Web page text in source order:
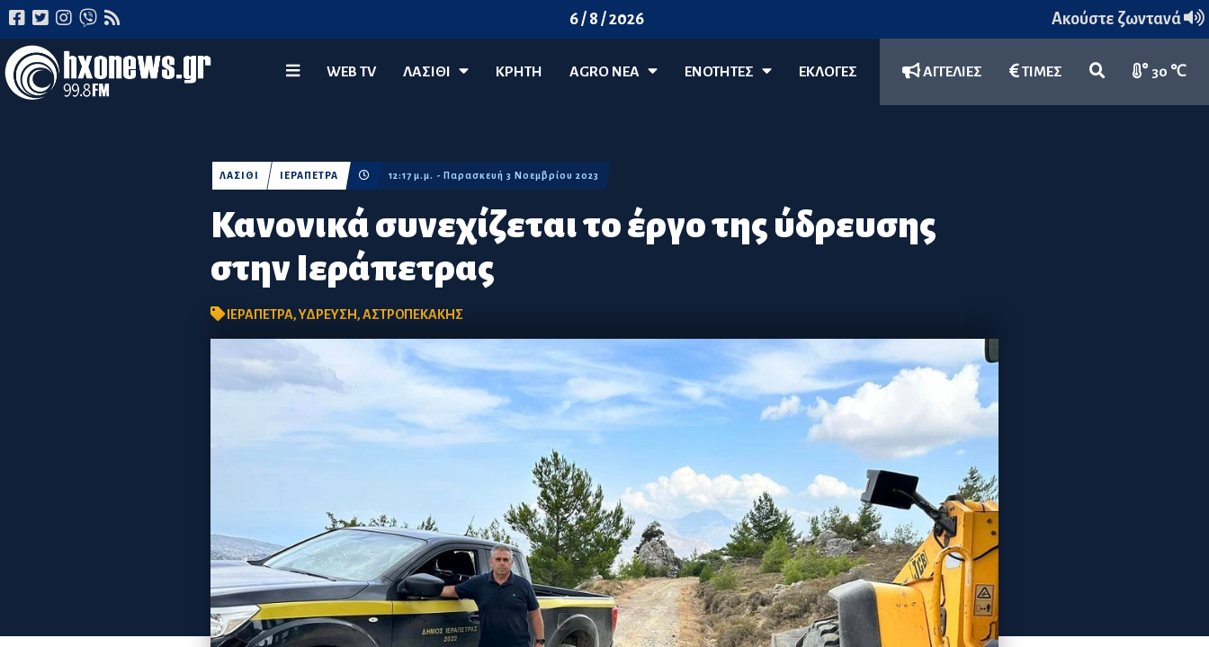
6 / 8 / 2026 Ακούστε ζωντανά
WEB TV ΛΑΣΊΘΙ ΚΡΗΤΗ AGRO ΝΈΑ ΕΝΟΤΗΤΕΣ ΕΚΛΟΓΕΣ ΑΓΓΕΛΙΕΣ ΤΙΜΕΣ 30 ℃
Κανονικά συνεχίζεται το έργο της ύδρευσης
στην Ιεράπετρας
ΛΑΣΙΘΙ ΙΕΡΑΠΕΤΡΑ 12:17 μ.μ. - Παρασκευή 3 Νοεμβρίου 2023
ΙΕΡΑΠΕΤΡΑ,ΥΔΡΕΥΣΗ,ΑΣΤΡΟΠΕΚΑΚΗΣ